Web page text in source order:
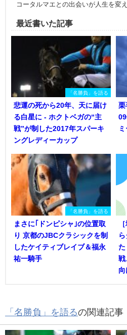
コータルマエとの出会いが人生を変え
最近書いた記事
「名勝負」を語る
悲運の死から20年、天に届け
る白星に - ホクトベガの“主
戦”が制した2017年スパーキ
ングレディーカップ
栗
「名勝負」を語る
まさに｢ドンピシャ｣の位置取
り 京都のJBCクラシックを制
したケイティブレイブ＆福永
祐一騎手
た
戦
「名勝負」を語るの関連記事